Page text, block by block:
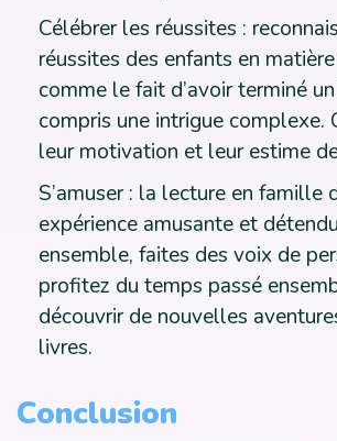
Célébrer les réussites :
réussites des enfants en
comme le fait d’avoir terminé
compris une intrigue complexe.
leur motivation et leur estime
S’amuser : la lecture en famille
expérience amusante et
ensemble, faites des voix de
profitez du temps passé
découvrir de nouvelles
livres.
Conclusion